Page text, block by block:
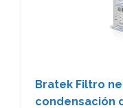
Bratek Filtro
condensación